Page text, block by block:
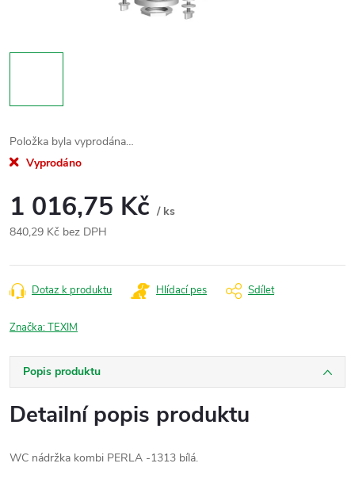
Položka byla vyprodána…
Vyprodáno
1 016,75 Kč / ks
840,29 Kč bez DPH
cena:
Dotaz k produktu Hlídací pes Sdílet
Značka:TEXIM
Popis produktu
Detailní popis produktu
WC nádržka kombi PERLA -1313 bílá.